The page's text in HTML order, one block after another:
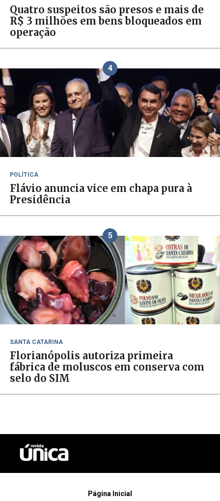
Quatro suspeitos são presos e mais de
R$ 3 milhões em bens bloqueados em
operação
4
POLÍTICA
Flávio anuncia vice em chapa pura à
Presidência
5
SANTA CATARINA
Florianópolis autoriza primeira
fábrica de moluscos em conserva com
selo do SIM
Página Inicial